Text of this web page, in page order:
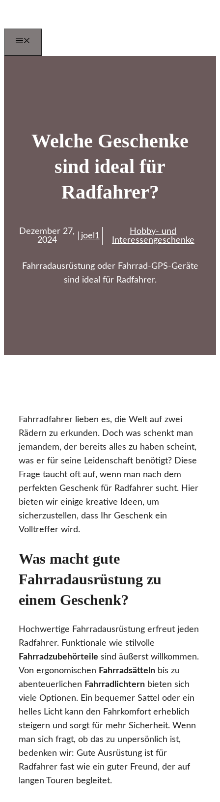
springen
Welche Geschenke
sind ideal für
Radfahrer?
Dezember 27,
2024
joel1
Hobby- und
Interessengeschenke
Fahrradausrüstung oder Fahrrad-GPS-Geräte
sind ideal für Radfahrer.
Fahrradfahrer lieben es, die Welt auf zwei
Rädern zu erkunden. Doch was schenkt man
jemandem, der bereits alles zu haben scheint,
was er für seine Leidenschaft benötigt? Diese
Frage taucht oft auf, wenn man nach dem
perfekten Geschenk für Radfahrer sucht. Hier
bieten wir einige kreative Ideen, um
sicherzustellen, dass Ihr Geschenk ein
Volltreffer wird.
Was macht gute
Fahrradausrüstung zu
einem Geschenk?
Hochwertige Fahrradausrüstung erfreut jeden
Radfahrer. Funktionale wie stilvolle
Fahrradzubehörteile sind äußerst willkommen.
Von ergonomischen Fahrradsätteln bis zu
abenteuerlichen Fahrradlichtern bieten sich
viele Optionen. Ein bequemer Sattel oder ein
helles Licht kann den Fahrkomfort erheblich
steigern und sorgt für mehr Sicherheit. Wenn
man sich fragt, ob das zu unpersönlich ist,
bedenken wir: Gute Ausrüstung ist für
Radfahrer fast wie ein guter Freund, der auf
langen Touren begleitet.